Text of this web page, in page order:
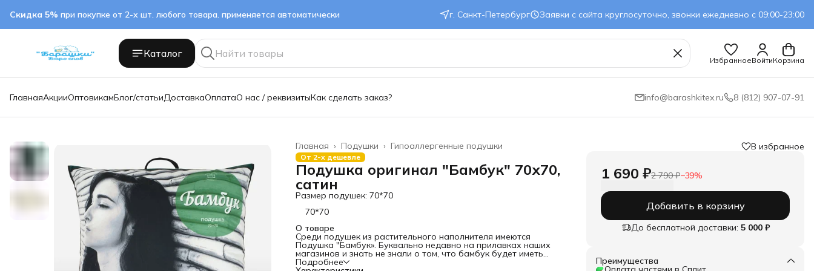
Скидка 5% при покупке от 2-х шт. любого товара. применяется автоматически г. Санкт-Петербург Заявки с сайта круглосуточно, звонки ежедневно с 09:00-23:00
Каталог
ИзбранноеВойтиКорзина
ГлавнаяАкцииОптовикамБлог/статьиДоставкаОплатаО нас / реквизитыКак сделать заказ? info@barashkitex.ru 8 (812) 907-07-91
Гипоаллергенные подушки
Подушки ›
Главная ›
От 2-х дешевле
Подушка оригинал "Бамбук" 70х70,
сатин
Размер подушек: 70*70
70*70
О товаре
Среди подушек из растительного наполнителя имеются
Подушка "Бамбук». Буквально недавно на прилавках наших
магазинов и знать не знали о том, что бамбук будет иметь
такой спрос.
Подробнее
В избранное
1 690 ₽2 790 ₽−39%
Добавить в корзину
До бесплатной доставки: 5 000 ₽
Преимущества